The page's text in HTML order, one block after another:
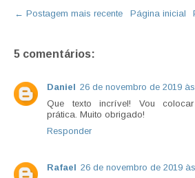
← Postagem mais recente Página inicial
5 comentários:
Daniel 26 de novembro de 2019
Que texto incrível! Vou colocar
prática. Muito obrigado!
Responder
Rafael 26 de novembro de 2019